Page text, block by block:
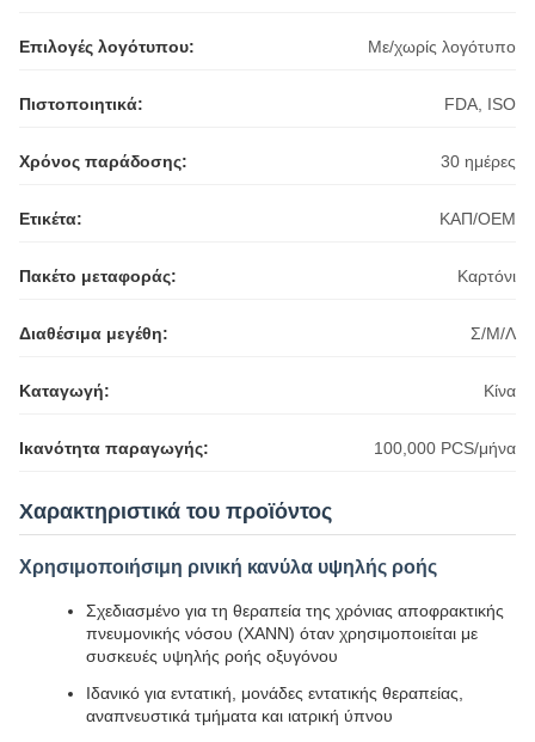
Επιλογές λογότυπου: Με/χωρίς λογότυπο
Πιστοποιητικά: FDA, ISO
Χρόνος παράδοσης: 30 ημέρες
Ετικέτα: ΚΑΠ/ΟΕΜ
Πακέτο μεταφοράς: Καρτόνι
Διαθέσιμα μεγέθη: Σ/Μ/Λ
Καταγωγή: Κίνα
Ικανότητα παραγωγής: 100,000 PCS/μήνα
Χαρακτηριστικά του προϊόντος
Χρησιμοποιήσιμη ρινική κανύλα υψηλής ροής
Σχεδιασμένο για τη θεραπεία της χρόνιας αποφρακτικής
πνευμονικής νόσου (ΧΑΝΝ) όταν χρησιμοποιείται με
συσκευές υψηλής ροής οξυγόνου
Ιδανικό για εντατική, μονάδες εντατικής θεραπείας,
αναπνευστικά τμήματα και ιατρική ύπνου